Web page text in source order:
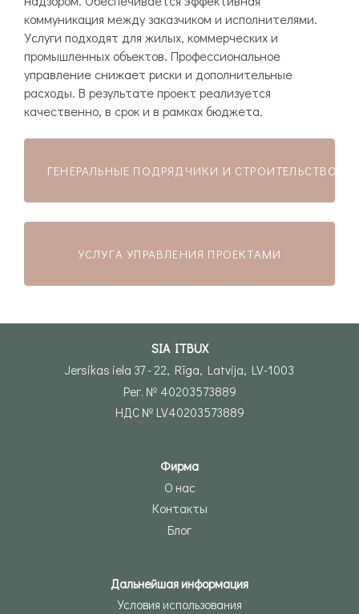
коммуникация между заказчиком и исполнителями.
Услуги подходят для жилых, коммерческих и
промышленных объектов. Профессиональное
управление снижает риски и дополнительные
расходы. В результате проект реализуется
качественно, в срок и в рамках бюджета.
ГЕНЕРАЛЬНЫЕ ПОДРЯДЧИКИ И СТРОИТЕЛЬСТВО
УСЛУГА УПРАВЛЕНИЯ ПРОЕКТАМИ
SIA ITBUX
Jersikas iela 37 - 22, Rīga, Latvija, LV-1003
Рег. № 40203573889
НДС № LV40203573889
Фирма
О нас
Контакты
Блог
Дальнейшая информация
Условия использования